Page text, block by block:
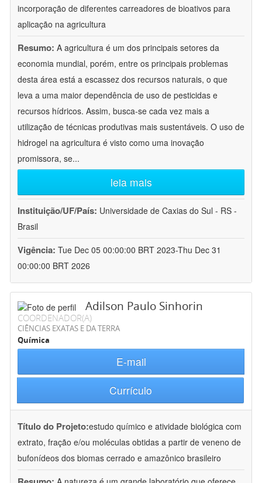
incorporação de diferentes carreadores de bioativos para
aplicação na agricultura
Resumo: A agricultura é um dos principais setores da
economia mundial, porém, entre os principais problemas
desta área está a escassez dos recursos naturais, o que
leva a uma maior dependência de uso de pesticidas e
recursos hídricos. Assim, busca-se cada vez mais a
utilização de técnicas produtivas mais sustentáveis. O uso de
hidrogel na agricultura é visto como uma inovação
promissora, se...
leia mais
Instituição/UF/País: Universidade de Caxias do Sul - RS -
Brasil
Vigência: Tue Dec 05 00:00:00 BRT 2023-Thu Dec 31
00:00:00 BRT 2026
Adilson Paulo Sinhorin
COORDENADOR(A)
CIÊNCIAS EXATAS E DA TERRA
Química
E-mail
Currículo
Título do Projeto:estudo químico e atividade biológica com
extrato, fração e/ou moléculas obtidas a partir de veneno de
bufonídeos dos biomas cerrado e amazônico brasileiro